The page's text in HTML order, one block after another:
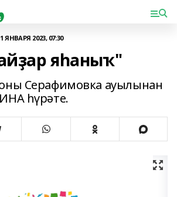
1 ЯНВАРЯ 2023, 07:30
яһаныҡ"
Серафимовка ауылынан
һүрәте.